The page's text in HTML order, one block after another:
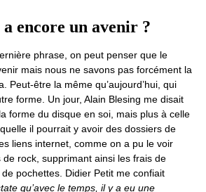
encore un avenir ?
phrase, on peut penser que le
mais nous ne savons pas forcément la
Peut-être la même qu’aujourd’hui, qui
forme. Un jour, Alain Blesing me disait
forme du disque en soi, mais plus à celle
il pourrait y avoir des dossiers de
liens internet, comme on a pu le voir
rock, supprimant ainsi les frais de
de pochettes. Didier Petit me confiait
qu’avec le temps, il y a eu une